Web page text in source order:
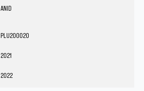
ANID
PLU200020
2021
2022